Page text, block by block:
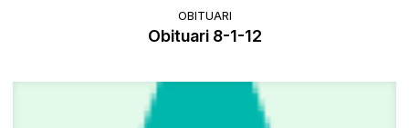
OBITUARI
Obituari 8-1-12